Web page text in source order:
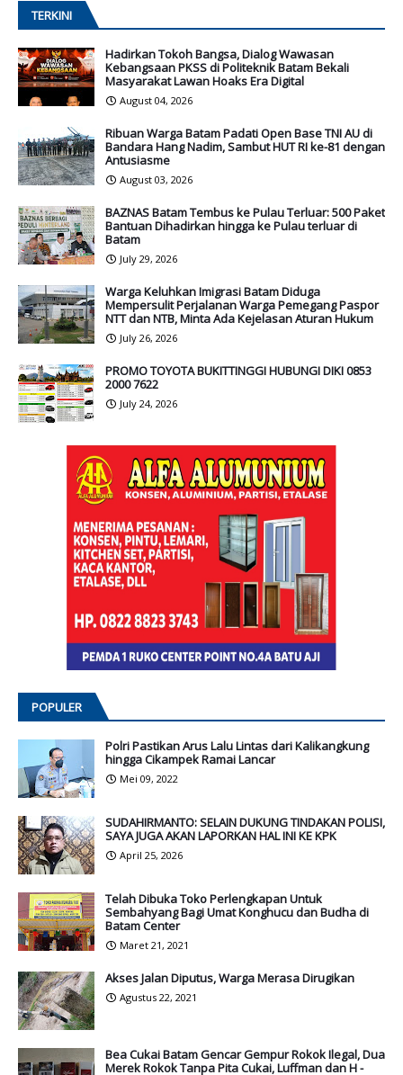
TERKINI
Hadirkan Tokoh Bangsa, Dialog Wawasan
Kebangsaan PKSS di Politeknik Batam Bekali
Masyarakat Lawan Hoaks Era Digital
August 04, 2026
Ribuan Warga Batam Padati Open Base TNI AU di
Bandara Hang Nadim, Sambut HUT RI ke-81 dengan
Antusiasme
August 03, 2026
BAZNAS Batam Tembus ke Pulau Terluar: 500 Paket
Bantuan Dihadirkan hingga ke Pulau terluar di
Batam
July 29, 2026
Warga Keluhkan Imigrasi Batam Diduga
Mempersulit Perjalanan Warga Pemegang Paspor
NTT dan NTB, Minta Ada Kejelasan Aturan Hukum
July 26, 2026
PROMO TOYOTA BUKITTINGGI HUBUNGI DIKI 0853
2000 7622
July 24, 2026
POPULER
Polri Pastikan Arus Lalu Lintas dari Kalikangkung
hingga Cikampek Ramai Lancar
Mei 09, 2022
SUDAHIRMANTO: SELAIN DUKUNG TINDAKAN POLISI,
SAYA JUGA AKAN LAPORKAN HAL INI KE KPK
April 25, 2026
Telah Dibuka Toko Perlengkapan Untuk
Sembahyang Bagi Umat Konghucu dan Budha di
Batam Center
Maret 21, 2021
Akses Jalan Diputus, Warga Merasa Dirugikan
Agustus 22, 2021
Bea Cukai Batam Gencar Gempur Rokok Ilegal, Dua
Merek Rokok Tanpa Pita Cukai, Luffman dan H -